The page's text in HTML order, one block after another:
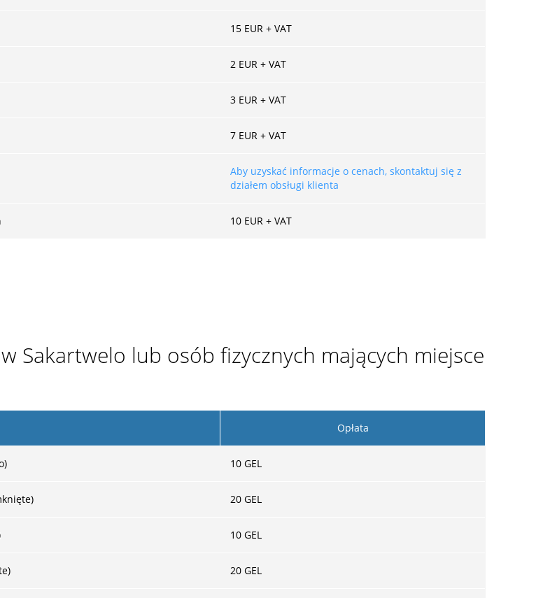
15 EUR + VAT
2 EUR + VAT
3 EUR + VAT
7 EUR + VAT
Aby uzyskać informacje o cenach, skontaktuj się z
działem obsługi klienta
10 EUR + VAT
Sakartwelo lub osób fizycznych mających miejsce
Opłata
10 GEL
20 GEL
10 GEL
20 GEL